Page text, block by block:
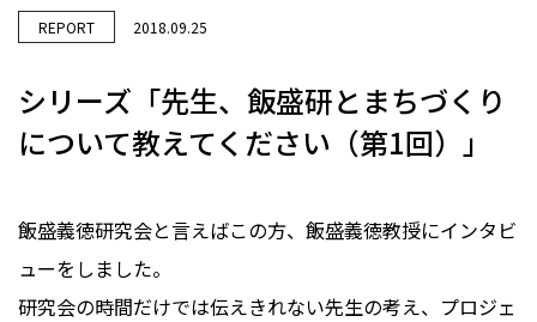
REPORT 2018.09.25
シリーズ「先生、飯盛研とまちづくり
について教えてください（第1回）」
飯盛義徳研究会と言えばこの方、飯盛義徳教授にインタビ
ューをしました。
研究会の時間だけでは伝えきれない先生の考え、プロジェ